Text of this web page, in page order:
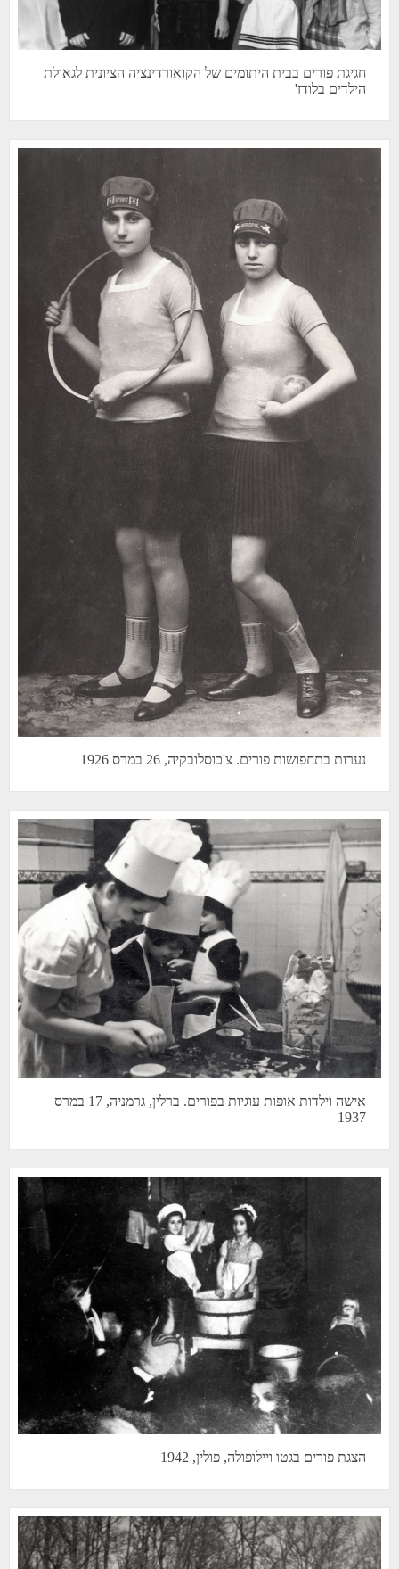
חגיגת פורים בבית היתומים של הקואורדינציה הציונית לגאולת
הילדים בלודז'
נערות בתחפושות פורים. צ'כוסלובקיה, 26 במרס 1926
אישה וילדות אופות עוגיות בפורים. ברלין, גרמניה, 17 במרס
1937
הצגת פורים בגטו ויילופולה, פולין, 1942